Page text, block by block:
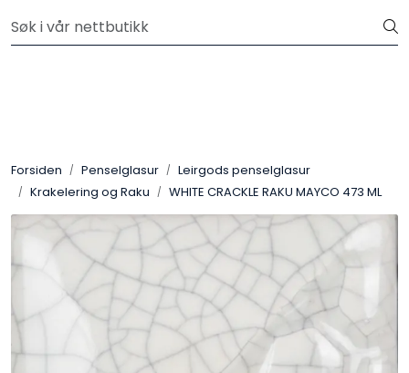
Velkommen til vår nye nettbutikk! Besøk Min side for mer
Forsiden Penselglasur
Leirgods penselglasur
Krakelering og Raku
WHITE CRACKLE RAKU MAYCO 473 ML
Pulverglasur
Håndverktøy
Maskiner
Ovner